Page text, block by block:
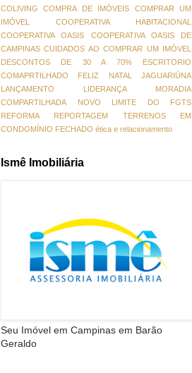
COLIVING
COMPRA DE IMÓVEIS
COMPRAR UM
IMÓVEL
COOPERATIVA HABITACIONAL
COOPERATIVA OASIS
COOPERATIVA OASIS DE
CAMPINAS CUIDADOS AO COMPRAR UM IMÓVEL
DESCONTOS DE 30 A 70%
ESCRITORIO
COMAPRTILHADO
FELIZ NATAL
JAGUARIÚNA
LANÇAMENTO
LIDERANÇA
MORADIA
COMPARTILHADA
NOVO LIMITE DO FGTS
REFORMA
REPORTAGEM
TERRENOS EM
CONDOMÍNIO FECHADO ética e relacionamento
Ismê Imobiliária
Seu Imóvel em Campinas em Barão
Geraldo